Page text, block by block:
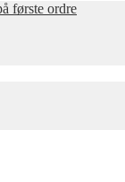
første ordre